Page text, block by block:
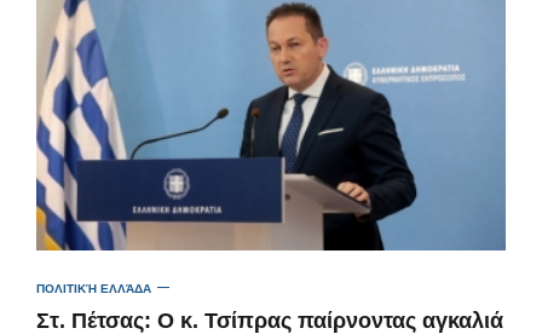
ΠΟΛΙΤΙΚΉ ΕΛΛΆΔΑ
Στ. Πέτσας: Ο κ. Τσίπρας παίρνοντας αγκαλιά